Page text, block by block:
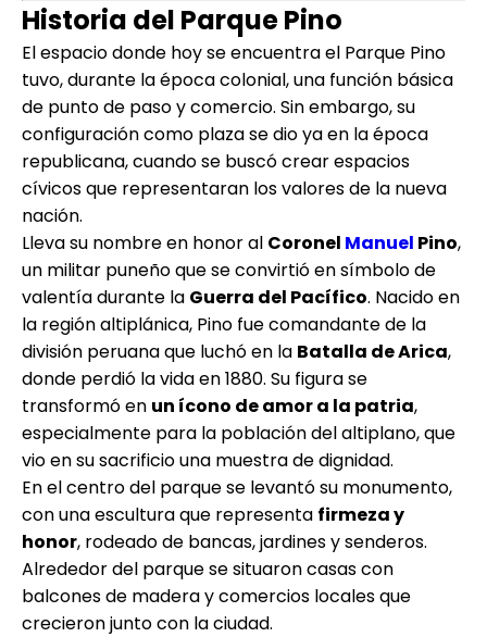
Historia del Parque Pino
El espacio donde hoy se encuentra el Parque Pino
tuvo, durante la época colonial, una función básica
de punto de paso y comercio. Sin embargo, su
configuración como plaza se dio ya en la época
republicana, cuando se buscó crear espacios
cívicos que representaran los valores de la nueva
nación.
Lleva su nombre en honor al Coronel Manuel Pino,
un militar puneño que se convirtió en símbolo de
valentía durante la Guerra del Pacífico. Nacido en
la región altiplánica, Pino fue comandante de la
división peruana que luchó en la Batalla de Arica,
donde perdió la vida en 1880. Su figura se
transformó en un ícono de amor a la patria,
especialmente para la población del altiplano, que
vio en su sacrificio una muestra de dignidad.
En el centro del parque se levantó su monumento,
con una escultura que representa firmeza y
honor, rodeado de bancas, jardines y senderos.
Alrededor del parque se situaron casas con
balcones de madera y comercios locales que
crecieron junto con la ciudad.